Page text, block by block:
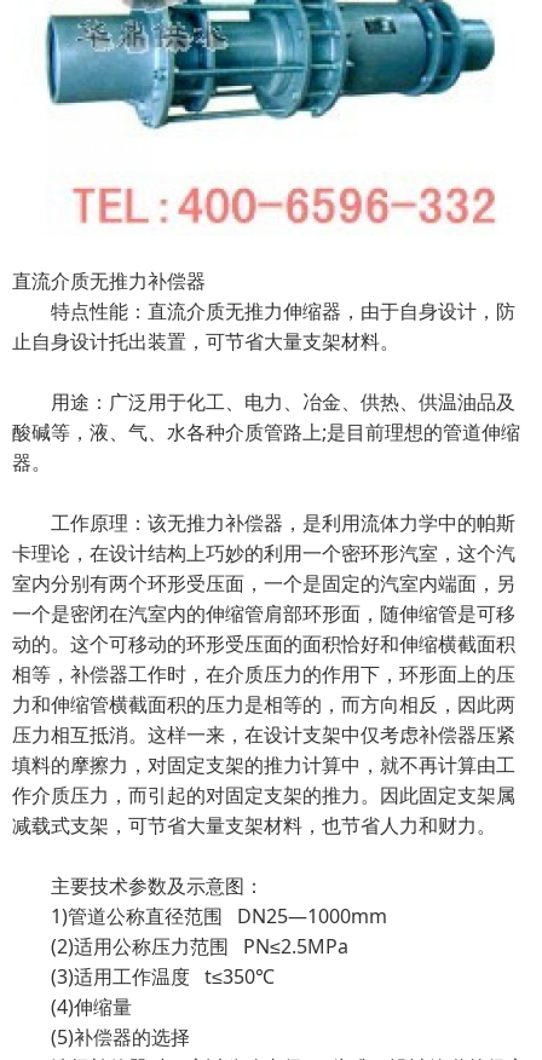
直流介质无推力补偿器
特点性能：直流介质无推力伸缩器，由于自身设计，防
止自身设计托出装置，可节省大量支架材料。
用途：广泛用于化工、电力、冶金、供热、供温油品及
酸碱等，液、气、水各种介质管路上;是目前理想的管道伸缩
器。
工作原理：该无推力补偿器，是利用流体力学中的帕斯
卡理论，在设计结构上巧妙的利用一个密环形汽室，这个汽
室内分别有两个环形受压面，一个是固定的汽室内端面，另
一个是密闭在汽室内的伸缩管肩部环形面，随伸缩管是可移
动的。这个可移动的环形受压面的面积恰好和伸缩横截面积
相等，补偿器工作时，在介质压力的作用下，环形面上的压
力和伸缩管横截面积的压力是相等的，而方向相反，因此两
压力相互抵消。这样一来，在设计支架中仅考虑补偿器压紧
填料的摩擦力，对固定支架的推力计算中，就不再计算由工
作介质压力，而引起的对固定支架的推力。因此固定支架属
减载式支架，可节省大量支架材料，也节省人力和财力。
主要技术参数及示意图：
1)管道公称直径范围 DN25—1000mm
(2)适用公称压力范围 PN≤2.5MPa
(3)适用工作温度 t≤350℃
(4)伸缩量
(5)补偿器的选择